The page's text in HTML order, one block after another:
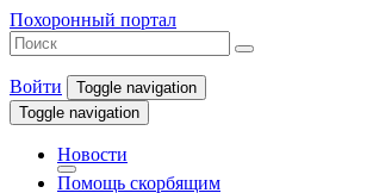
Похоронный портал
Войти
Toggle navigation
Toggle navigation
Новости
Помощь скорбящим